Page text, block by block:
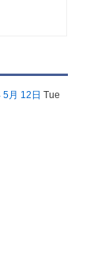
5月 12日 Tue